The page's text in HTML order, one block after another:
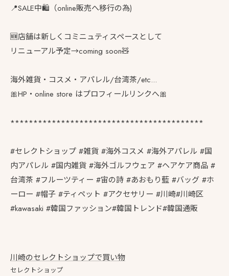
📍SALE中🛍️（online販売へ移行の為)
🆕店舗は新しくコミニュティスペースとして
リニューアル予定→coming soon🧸
海外雑貨・コスメ・アパレル/台湾茶/etc...
🎀HP・online store はプロフィールリンクへ🎀
******************************************
#セレクトショップ #雑貨 #海外コスメ #海外アパレル #国
内アパレル #国内雑貨 #海外ゴルフウェア #ヘアケア商品 #
台湾茶 #フルーツティー #宙の詩 #あおもり藍 #バッグ #ホ
ーロー #帽子 #ティペット #アクセサリー #川崎#川崎区
#kawasaki #韓国ファッション#韓国トレンド#韓国通販
川崎のセレクトショップで買い物
セレクトショップ